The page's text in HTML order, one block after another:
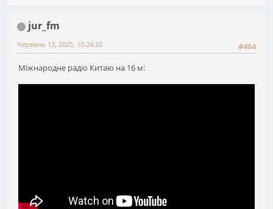
jur_fm
#464
Червень 13, 2025, 10:24:20
Міжнародне радіо Китаю на 16 м: